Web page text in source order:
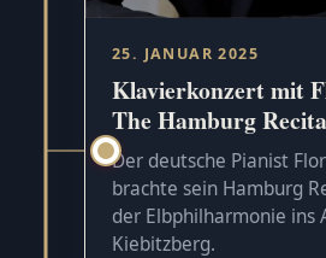
25. JANUAR 2025
Klavierkonzert mit
The Hamburg
Der deutsche Pianist
brachte sein Hamburg
der Elbphilharmonie ins
Kiebitzberg.